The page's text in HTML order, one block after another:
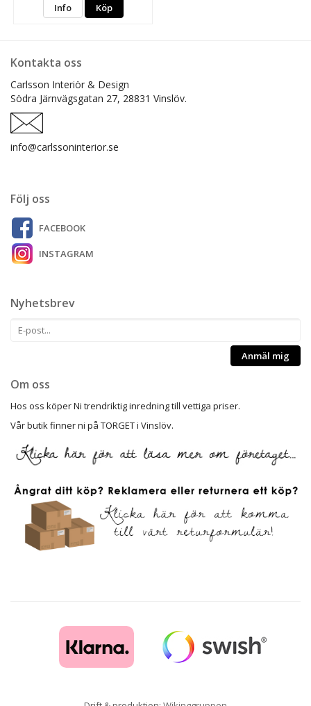
Info Köp
Kontakta oss
Carlsson Interiör & Design
Södra Järnvägsgatan 27, 28831 Vinslöv.
info@carlssoninterior.se
Följ oss
FACEBOOK
INSTAGRAM
Nyhetsbrev
Anmäl mig
Om oss
Hos oss köper Ni trendriktig inredning till vettiga priser.
Vår butik finner ni på TORGET i Vinslöv.